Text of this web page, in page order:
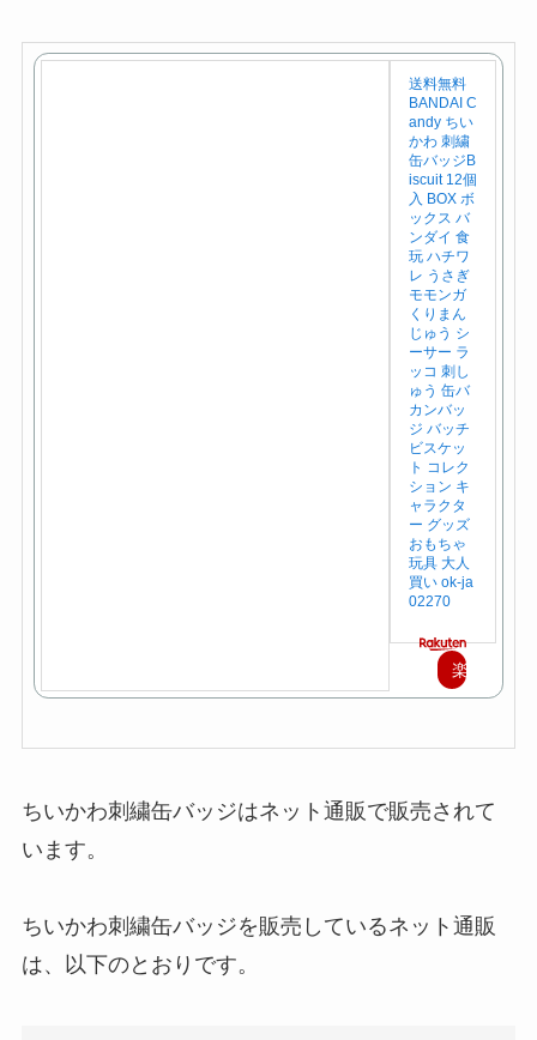
送料無料
BANDAI C
andy ちい
かわ 刺繍
缶バッジB
iscuit 12個
入 BOX ボ
ックス バ
ンダイ 食
玩 ハチワ
レ うさぎ
モモンガ
くりまん
じゅう シ
ーサー ラ
ッコ 刺し
ゅう 缶バ
カンバッ
ジ バッチ
ビスケッ
ト コレク
ション キ
ャラクタ
ー グッズ
おもちゃ
玩具 大人
買い ok-ja
02270
楽
で
入
ちいかわ刺繍缶バッジはネット通販で販売されて
います。
ちいかわ刺繍缶バッジを販売しているネット通販
は、以下のとおりです。